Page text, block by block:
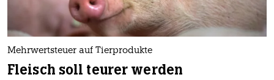
Mehrwertsteuer auf Tierprodukte
Fleisch soll teurer werden